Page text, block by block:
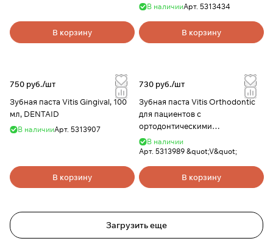
В корзину
В наличииАрт. 5313434
В корзину
750 руб./шт
Зубная паста Vitis Gingival, 100
мл, DENTAID
В наличииАрт. 5313907
В корзину
730 руб./шт
Зубная паста Vitis Orthodontic
для пациентов с
ортодонтическими
конструкциями, яблочно-
ментоловый DENTAID "V"
В наличии
Арт. 5313989 &quot;V&quot;
В корзину
Загрузить еще